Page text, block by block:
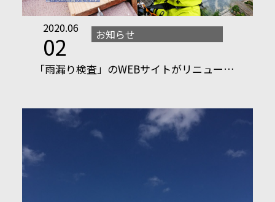
2020.06
02 お知らせ
「雨漏り検査」のWEBサイトがリニュー…